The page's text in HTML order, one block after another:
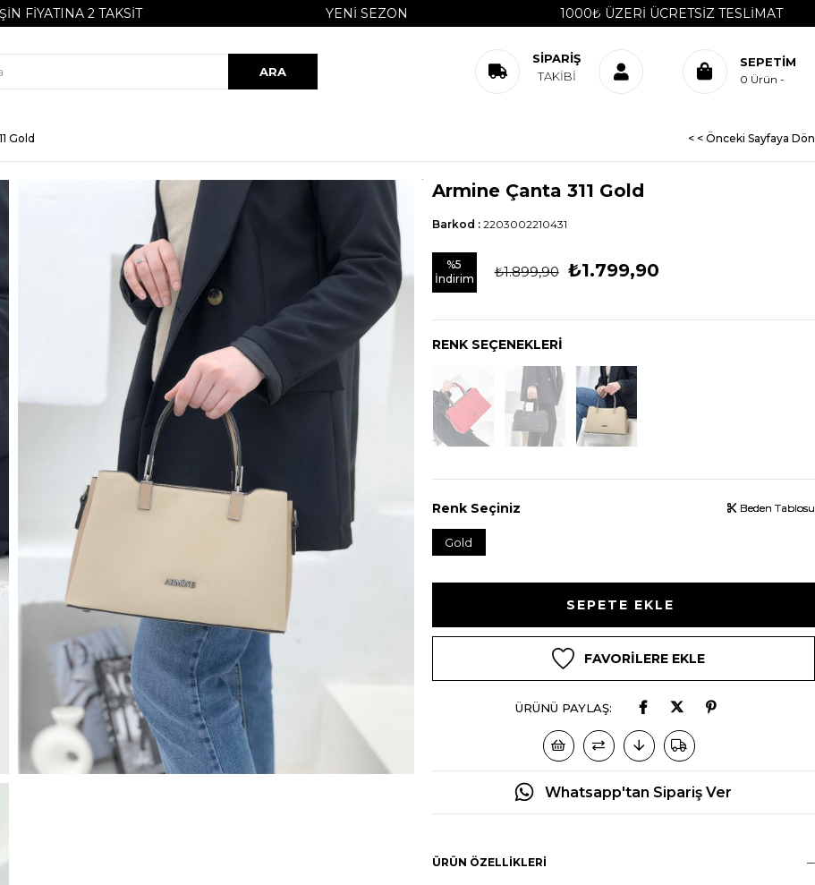
2 TAKSIT YENI SEZON 1000₺ ÜZERI ÜCRETSIZ TESLIMAT
SEPETIM
0 Ürün
SIPARIŞ
TAKIBI
Gold < < Önceki Sayfaya Dön
Armine Çanta 311 Gold
Barkod : 2203002210431
%5
İndirim
₺1.899,90 ₺1.799,90
RENK SEÇENEKLERI
Renk Seçiniz
Gold
Beden Tablosu
Beden Tablosu
Beden Tablosu
FAVORILERE EKLE
ÜRÜNÜ PAYLAŞ:
Whatsapp'tan Sipariş Ver
ÜRÜN ÖZELLIKLERI